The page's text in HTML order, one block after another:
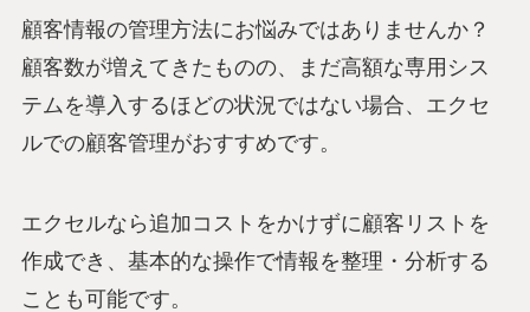
顧客情報の管理方法にお悩みではありませんか？
顧客数が増えてきたものの、まだ高額な専用シス
テムを導入するほどの状況ではない場合、エクセ
ルでの顧客管理がおすすめです。
エクセルなら追加コストをかけずに顧客リストを
作成でき、基本的な操作で情報を整理・分析する
ことも可能です。